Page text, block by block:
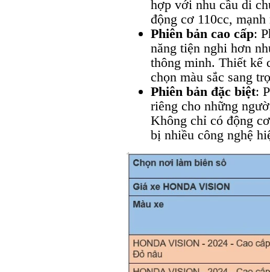
hợp với nhu cầu di
động cơ 110cc,
Phiên bản cao cấp:
năng tiện nghi hơn
thông minh. Thiết kế
chọn màu sắc sang
Phiên bản đặc biệt:
riêng cho những
Không chỉ có động
bị nhiều công nghệ